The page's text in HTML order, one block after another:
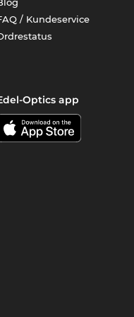
/ Kundeservice
Optics app